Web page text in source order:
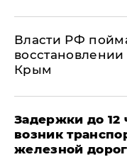
Власти РФ
восстановлении
Крым
Задержки до 12
возник
железной